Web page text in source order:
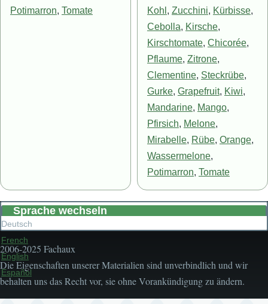
Potimarron, Tomate
Kohl , Zucchini, Kürbisse,
Cebolla, Kirsche,
Kirschtomate, Chicorée,
Pflaume, Zitrone,
Clementine, Steckrübe,
Gurke, Grapefruit, Kiwi,
Mandarine, Mango,
Pfirsich, Melone,
Mirabelle, Rübe, Orange,
Wassermelone,
Potimarron, Tomate
Sprache wechseln
Deutsch
French
English
Español
2006-2025 Fachaux
Die Eigenschaften unserer Materialien sind unverbindlich und wir
behalten uns das Recht vor, sie ohne Vorankündigung zu ändern.